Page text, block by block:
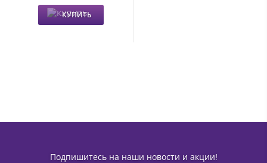
КУПИТЬ
Подпишитесь на наши новости и акции!